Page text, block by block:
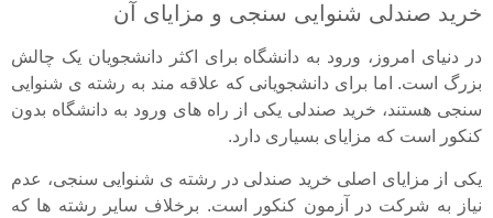
خرید صندلی شنوایی سنجی و مزایای آن
در دنیای امروز، ورود به دانشگاه برای اکثر دانشجویان یک چالش
بزرگ است. اما برای دانشجویانی که علاقه مند به رشته ی شنوایی
سنجی هستند، خرید صندلی یکی از راه های ورود به دانشگاه بدون
کنکور است که مزایای بسیاری دارد.
یکی از مزایای اصلی خرید صندلی در رشته ی شنوایی سنجی، عدم
نیاز به شرکت در آزمون کنکور است. برخلاف سایر رشته ها که